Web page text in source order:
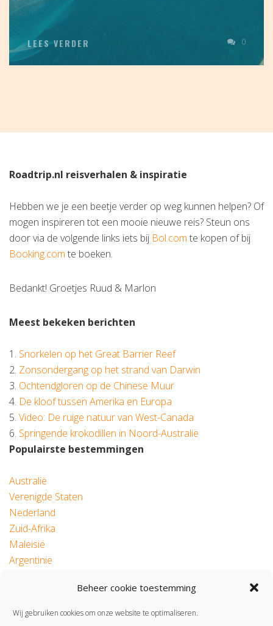
Beheer cookie toestemming
Wij gebruiken cookies om onze website te optimaliseren.
LEES VERDER 0
Roadtrip.nl reisverhalen & inspiratie
Hebben we je een beetje verder op weg kunnen helpen? Of
mogen inspireren tot een mooie nieuwe reis? Steun ons
door via de volgende links iets bij Bol.com te kopen of bij
Booking.com te boeken.
Bedankt! Groetjes Ruud & Marlon
Meest bekeken berichten
1. Snorkelen op het Great Barrier Reef
2. Zonsondergang op het strand van Darwin
3. Ochtendgloren op de Chinese Muur
4. De kloof tussen Amerika en Europa
5. Video: De ruige natuur van West-Canada
6. Springende krokodillen in Noord-Australië
Populairste bestemmingen
Australië
Verenigde Staten
Nederland
Zuid-Afrika
Maleisië
Argentinië
© 2026 Roadtrip.nl